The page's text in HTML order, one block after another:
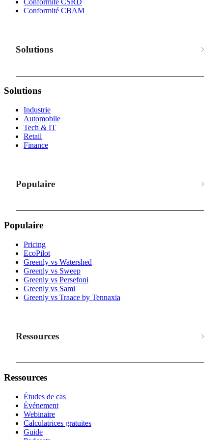
Conformité CSRD
Conformité CBAM
Solutions
Solutions
Industrie
Automobile
Tech & IT
Retail
Finance
Populaire
Populaire
Pricing
EcoPilot
Greenly vs Watershed
Greenly vs Sweep
Greenly vs Persefoni
Greenly vs Sami
Greenly vs Traace by Tennaxia
Ressources
Ressources
Études de cas
Événement
Webinaire
Calculatrices gratuites
Guide